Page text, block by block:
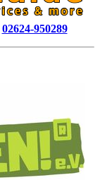
02624-950289